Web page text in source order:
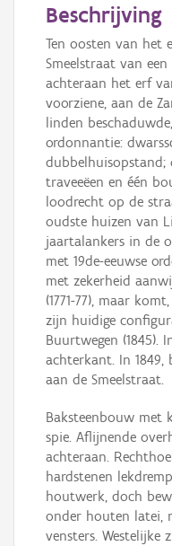
Beschrijving
Ten oosten van het
Smeelstraat van
achteraan het erf
voorziene, aan de
linden
ordonnantie:
dubbelhuisopstand;
traveeëen en één
loodrecht op de
oudste huizen van
jaartalankers in de
met 19de-eeuwse
met zekerheid
(1771-77), maar
zijn huidige
Buurtwegen (1845).
achterkant. In
aan de Smeelstraat.
Baksteenbouw met
spie. Aflijnende
achteraan.
hardstenen
houtwerk, doch
onder houten latei,
vensters. Westelijke